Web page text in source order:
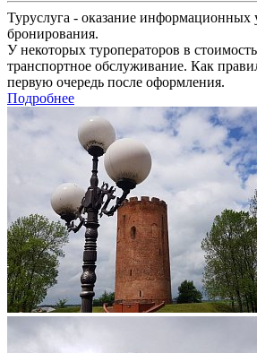
Туруслуга - оказание информационных
бронирования.
У некоторых туроператоров в
транспортное обслуживание. Как
первую очередь после оформления.
Подробнее